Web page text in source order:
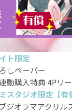
ト限定
しペーパー
動購入特典 4Pリ
スタジオ限定【有
ジオラマアクリル